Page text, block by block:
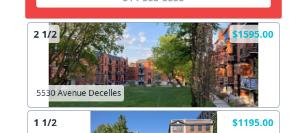
2 1/2 $1595.00
5530 Avenue Decelles
1 1/2 $1195.00